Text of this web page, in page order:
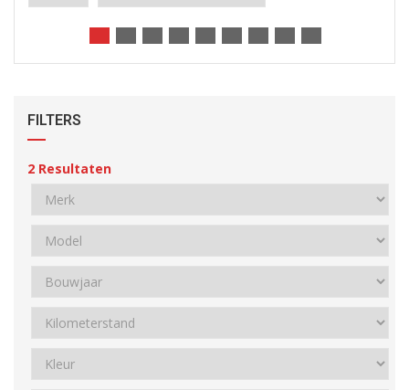
FILTERS
2 Resultaten